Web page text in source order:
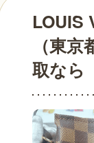
LOUIS
（東
取なら